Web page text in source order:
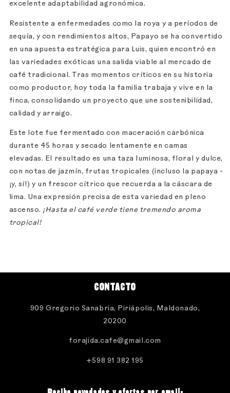
excelente adaptabilidad agronómica.
Resistente a enfermedades como la roya y a períodos de
sequía, y con rendimientos altos, Papayo se ha convertido
en una apuesta estratégica para Luis, quien encontró en
las variedades exóticas una salida viable al mercado de
café tradicional. Tras momentos críticos en su historia
como productor, hoy toda la familia trabaja y vive en la
finca, consolidando un proyecto que une sostenibilidad,
calidad y arraigo.
Este lote fue fermentado con maceración carbónica
durante 45 horas y secado lentamente en camas
elevadas. El resultado es una taza luminosa, floral y dulce,
con notas de jazmín, frutas tropicales (incluso la papaya -
¡y, sí!) y un frescor cítrico que recuerda a la cáscara de
lima. Una expresión precisa de esta variedad en pleno
ascenso. ¡Hasta el café verde tiene tremendo aroma
tropical!
CONTACTO
909 Gregorio Sanabria, Piriápolis, Maldonado,
20200
forajida.cafe@gmail.com
+598 91 382 195